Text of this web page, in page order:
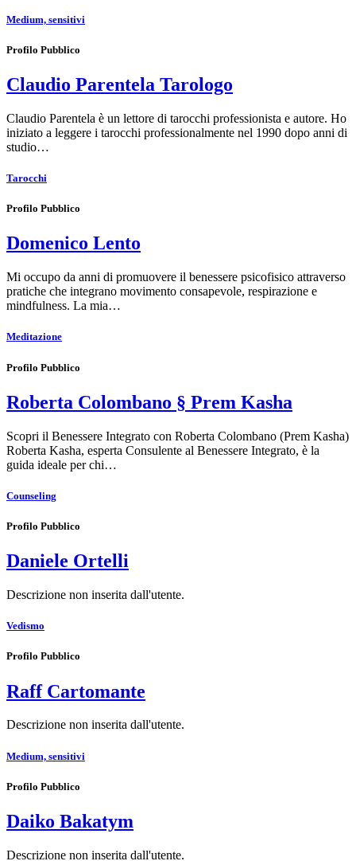
Medium, sensitivi
Profilo Pubblico
Claudio Parentela Tarologo
Claudio Parentela è un lettore di tarocchi professionista e autore. Ho
iniziato a leggere i tarocchi professionalmente nel 1990 dopo anni di
studio…
Tarocchi
Profilo Pubblico
Domenico Lento
Mi occupo da anni di promuovere il benessere psicofisico attraverso
pratiche che integrano movimento consapevole, respirazione e
mindfulness. La mia…
Meditazione
Profilo Pubblico
Roberta Colombano § Prem Kasha
Scopri il Benessere Integrato con Roberta Colombano (Prem Kasha)
Roberta Kasha, esperta Consulente al Benessere Integrato, è la
guida ideale per chi…
Counseling
Profilo Pubblico
Daniele Ortelli
Descrizione non inserita dall'utente.
Vedismo
Profilo Pubblico
Raff Cartomante
Descrizione non inserita dall'utente.
Medium, sensitivi
Profilo Pubblico
Daiko Bakatym
Descrizione non inserita dall'utente.